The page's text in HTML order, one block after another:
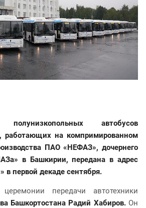
автобусов
работающих на компримированном
ПАО «НЕФАЗ», дочернего
в Башкирии, передана в адрес
в первой декаде сентября.
передачи автотехники
Башкортостана Радий Хабиров.Он